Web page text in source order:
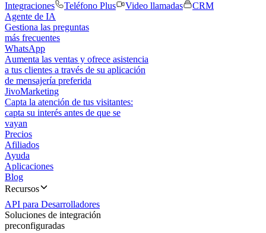
Integraciones
Teléfono Plus Video llamadas
CRM
Agente de IA
Gestiona las preguntas
más frecuentes
WhatsApp
Aumenta las ventas y ofrece asistencia
a tus clientes a través de su aplicación
de mensajería preferida
JivoMarketing
Capta la atención de tus visitantes:
capta su interés antes de que se
vayan
Precios
Afiliados
Ayuda
Aplicaciones
Blog
Recursos
API para Desarrolladores
Soluciones de integración
preconfiguradas